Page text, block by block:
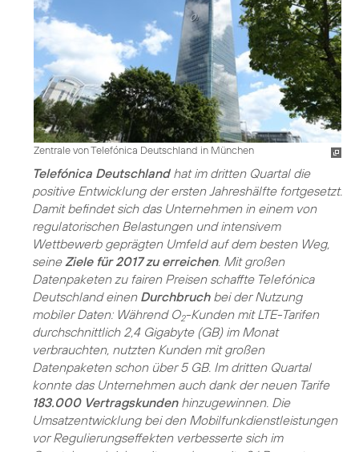
Zentrale von Telefónica Deutschland in München
Telefónica Deutschlandhat im dritten Quartal die
positive Entwicklung der ersten Jahreshälfte fortgesetzt.
Damit befindet sich das Unternehmen in einem von
regulatorischen Belastungen und intensivem
Wettbewerb geprägten Umfeld auf dem besten Weg,
seine Ziele für 2017 zu erreichen. Mit großen
Datenpaketen zu fairen Preisen schaffte Telefónica
Deutschland einen Durchbruchbei der Nutzung
mobiler Daten: Während O2-Kunden mit LTE-Tarifen
durchschnittlich 2,4 Gigabyte (GB) im Monat
verbrauchten, nutzten Kunden mit großen
Datenpaketen schon über 5 GB. Im dritten Quartal
konnte das Unternehmen auch dank der neuen Tarife
183.000 Vertragskundenhinzugewinnen. Die
Umsatzentwicklung bei den Mobilfunkdienstleistungen
vor Regulierungseffekten verbesserte sich im